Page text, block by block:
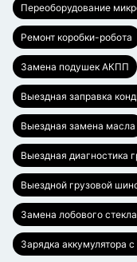
Переоборудование
Ремонт коробки-робота
Замена подушек АКПП
Выездная заправка
Выездная замена масла
Выездная диагностика
Выездной грузовой
Замена лобового
Зарядка аккумулятора